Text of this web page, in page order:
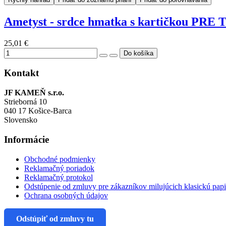
Ametyst - srdce hmatka s kartičkou PRE
25,01 €
Kontakt
JF KAMEŇ s.r.o.
Strieborná 10
040 17 Košice-Barca
Slovensko
Informácie
Obchodné podmienky
Reklamačný poriadok
Reklamačný protokol
Odstúpenie od zmluvy pre zákazníkov milujúcich klasickú
Ochrana osobných údajov
Odstúpiť od zmluvy tu